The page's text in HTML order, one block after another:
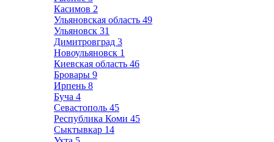
Касимов 2
Ульяновская область 49
Ульяновск 31
Димитровград 3
Новоульяновск 1
Киевская область 46
Бровары 9
Ирпень 8
Буча 4
Севастополь 45
Республика Коми 45
Сыктывкар 14